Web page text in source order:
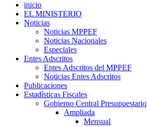
inicio
EL MINISTERIO
Noticias
Noticias MPPEF
Noticias Nacionales
Especiales
Entes Adscritos
Entes Adscritos del MPPEF
Noticias Entes Adscritos
Publicaciones
Estadísticas Fiscales
Gobierno Central Presupuestario
Ampliada
Mensual